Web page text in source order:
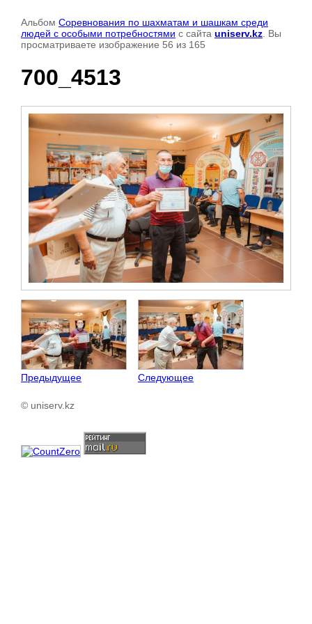
Альбом Соревнования по шахматам и шашкам среди
людей с особыми потребностями с сайта uniserv.kz . Вы
просматриваете изображение 56 из 165
700_4513
Предыдущее Следующее
© uniserv.kz